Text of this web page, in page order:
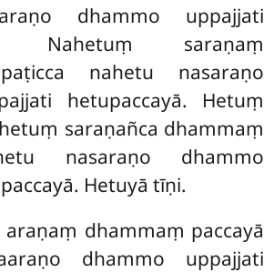
dhammo uppajjati
Nahetuṃ saraṇaṃ
nahetu nasaraṇo
hetupaccayā. Hetuṃ
saraṇañca dhammaṃ
nasaraṇo dhammo
Hetuyā tīṇi.
dhammaṃ paccayā
dhammo uppajjati